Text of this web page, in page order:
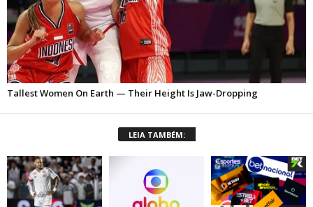
LEIA TAMBÉM: